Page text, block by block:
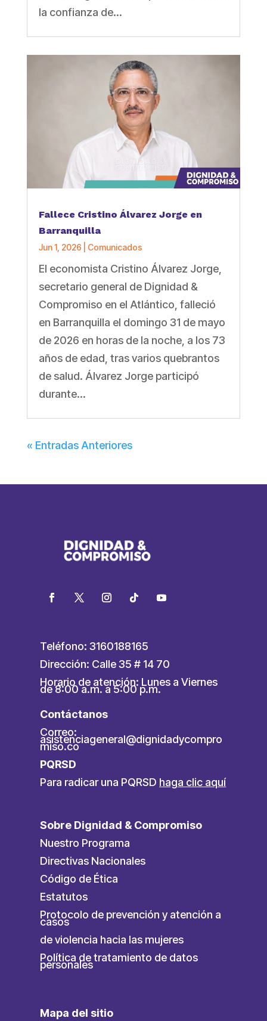
la confianza de...
Fallece Cristino Álvarez Jorge en
Barranquilla
Jun 1, 2026 Comunicados
El economista Cristino Álvarez Jorge,
secretario general de Dignidad &
Compromiso en el Atlántico, falleció
en Barranquilla el domingo 31 de mayo
de 2026 en horas de la noche, a los 73
años de edad, tras varios quebrantos
de salud. Álvarez Jorge participó
durante...
« Entradas Anteriores
Teléfono: 3160188165
Dirección: Calle 35 # 14 70
Horario de atención: Lunes a Viernes
de 8:00 a.m. a 5:00 p.m.
Contáctanos
Correo:
asistenciageneral@dignidadycompro
miso.co
PQRSD
Para radicar una PQRSD haga clic aquí
Sobre Dignidad & Compromiso
Nuestro Programa
Directivas Nacionales
Código de Ética
Estatutos
Protocolo de prevención y atención a
casos
de violencia hacia las mujeres
Política de tratamiento de datos
personales
Mapa del sitio